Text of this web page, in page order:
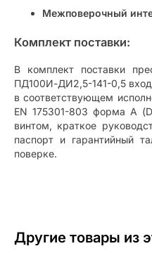
Межповерочный
Комплект поставки:
В комплект поставки
ПД100И-ДИ2,5-141-0,5
в соответствующем
EN 175301-803 форма А
винтом, краткое
паспорт и гарантийный
поверке.
Другие товары из